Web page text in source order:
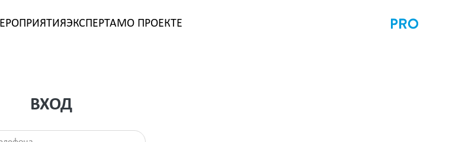
ЭКСПЕРТАМО ПРОЕКТЕ
ВХОД